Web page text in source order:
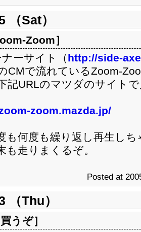
（Sat）
Zoom］
ーサイト（http://side-
CMで流れているZoom-
記URLのマツダのサイト
zoom.mazda.jp/
も何度も繰り返し再生しち
も走りまくるぞ。
Posted at
（Thu）
買うぞ］